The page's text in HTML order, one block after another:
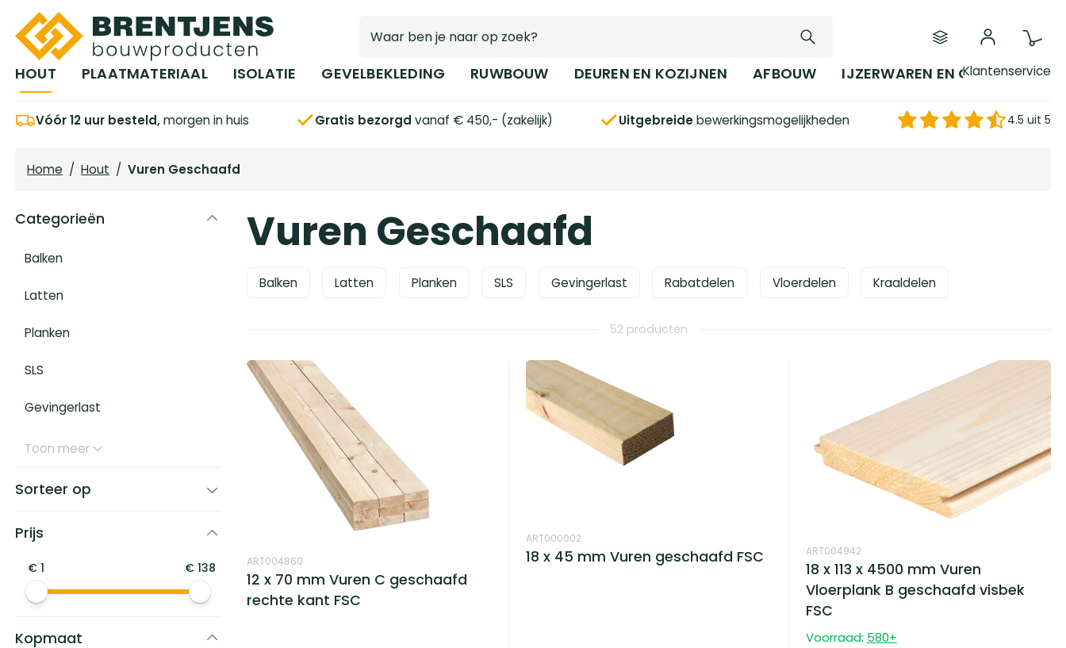
Ga naar hoofdinhoud
HOUT PLAATMATERIAAL ISOLATIE GEVELBEKLEDING RUWBOUW DEUREN EN KOZIJNEN AFBOUW IJZERWAREN EN GEREEDSCHAP
Klantenservice
Vóór 12 uur besteld,morgen in huis Gratis bezorgd vanaf € 450,- (zakelijk) Uitgebreidebewerkingsmogelijkheden 4.5 uit 5
Home / Hout / Vuren Geschaafd
Vuren Geschaafd
Balken Latten Planken SLS Gevingerlast Rabatdelen Vloerdelen Kraaldelen
52 producten
ART004860
12 x 70 mm Vuren C geschaafd
rechte kant FSC
ART000002
18 x 45 mm Vuren geschaafd FSC ART004942
18 x 113 x 4500 mm Vuren
Vloerplank B geschaafd visbek
FSC
Voorraad: 580+
Categorieën
Balken
Latten
Planken
SLS
Gevingerlast
Toon meer
Sorteer op
Prijs
€ 1 € 138
Kopmaat